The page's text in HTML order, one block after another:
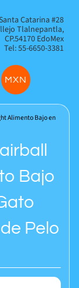
Catarina #28
Tlalnepantla,
CP.54170 EdoMex
Tel: 55-6650-3381
MXN
Alimento Bajo en
Bajo
Pelo